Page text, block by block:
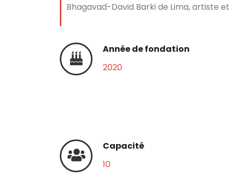
Bhagavad-David Barki de Lima, artiste
Année de fondation
2020
Capacité
10